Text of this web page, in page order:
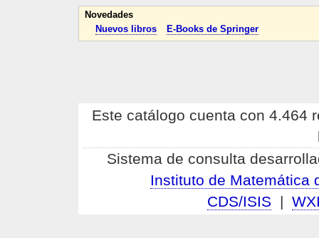
Novedades
Nuevos libros
E-Books de Springer
Este catálogo cuenta con 4.464
Sistema de consulta
Instituto de Matemática
CDS/ISIS |